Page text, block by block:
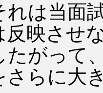
れは当面
反映させ
たがって
さらに大